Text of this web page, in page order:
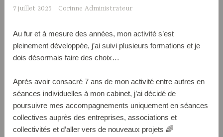
7 juillet 2025 Corinne Administrateur
Au fur et à mesure des années, mon activité s’est
pleinement développée, j’ai suivi plusieurs formations et je
dois désormais faire des choix…
Après avoir consacré 7 ans de mon activité entre autres en
séances individuelles à mon cabinet, j’ai décidé de
poursuivre mes accompagnements uniquement en séances
collectives auprès des entreprises, associations et
collectivités et d’aller vers de nouveaux projets 🌈